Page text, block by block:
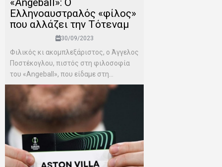
Ελληνοαυστραλός «φίλος»
που αλλάζει την Τότεναμ
30/09/2023
Φιλικός κι ακομπλεξάριστος, ο Άγγελος
Ποστέκογλου, πιστός στη φιλοσοφία
του «Angeball», που είδαμε στη...